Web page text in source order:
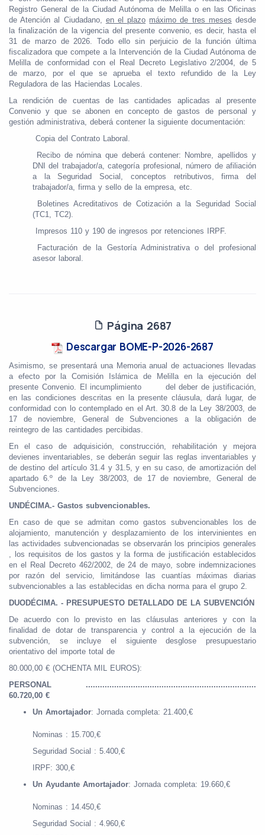
Registro General de la Ciudad Autónoma de Melilla o en las Oficinas
de Atención al Ciudadano, en el plazo máximo de tres meses desde
la finalización de la vigencia del presente convenio, es decir, hasta el
31 de marzo de 2026. Todo ello sin perjuicio de la función última
fiscalizadora que compete a la Intervención de la Ciudad Autónoma de
Melilla de conformidad con el Real Decreto Legislativo 2/2004, de 5
de marzo, por el que se aprueba el texto refundido de la Ley
Reguladora de las Haciendas Locales.
La rendición de cuentas de las cantidades aplicadas al presente
Convenio y que se abonen en concepto de gastos de personal y
gestión administrativa, deberá contener la siguiente documentación:
Copia del Contrato Laboral.
Recibo de nómina que deberá contener: Nombre, apellidos y
DNI del trabajador/a, categoría profesional, número de afiliación
a la Seguridad Social, conceptos retributivos, firma del
trabajador/a, firma y sello de la empresa, etc.
Boletines Acreditativos de Cotización a la Seguridad Social
(TC1, TC2).
Impresos 110 y 190 de ingresos por retenciones IRPF.
Facturación de la Gestoría Administrativa o del profesional
asesor laboral.
Página 2687
Descargar BOME-P-2026-2687
Asimismo, se presentará una Memoria anual de actuaciones llevadas
a efecto por la Comisión Islámica de Melilla en la ejecución del
presente Convenio. El incumplimiento del deber de justificación,
en las condiciones descritas en la presente cláusula, dará lugar, de
conformidad con lo contemplado en el Art. 30.8 de la Ley 38/2003, de
17 de noviembre, General de Subvenciones a la obligación de
reintegro de las cantidades percibidas.
En el caso de adquisición, construcción, rehabilitación y mejora
devienes inventariables, se deberán seguir las reglas inventariables y
de destino del artículo 31.4 y 31.5, y en su caso, de amortización del
apartado 6.º de la Ley 38/2003, de 17 de noviembre, General de
Subvenciones.
UNDÉCIMA.- Gastos subvencionables.
En caso de que se admitan como gastos subvencionables los de
alojamiento, manutención y desplazamiento de los intervinientes en
las actividades subvencionadas se observarán los principios generales
, los requisitos de los gastos y la forma de justificación establecidos
en el Real Decreto 462/2002, de 24 de mayo, sobre indemnizaciones
por razón del servicio, limitándose las cuantías máximas diarias
subvencionables a las establecidas en dicha norma para el grupo 2.
DUODÉCIMA. - PRESUPUESTO DETALLADO DE LA SUBVENCIÓN
De acuerdo con lo previsto en las cláusulas anteriores y con la
finalidad de dotar de transparencia y control a la ejecución de la
subvención, se incluye el siguiente desglose presupuestario
orientativo del importe total de
80.000,00 € (OCHENTA MIL EUROS):
PERSONAL ........................................................................
60.720,00 €
Un Amortajador: Jornada completa: 21.400,€
Nominas : 15.700,€
Seguridad Social : 5.400,€
IRPF: 300,€
Un Ayudante Amortajador: Jornada completa: 19.660,€
Nominas : 14.450,€
Seguridad Social : 4.960,€